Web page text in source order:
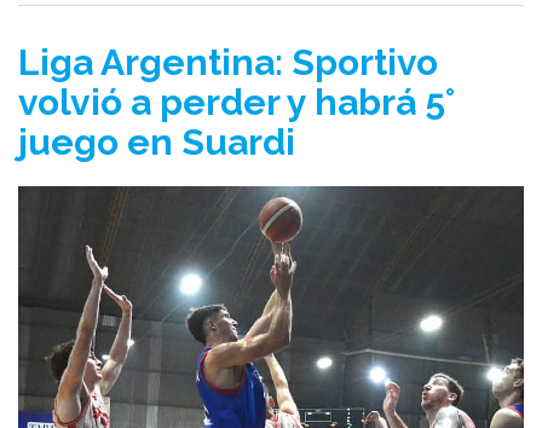
Liga Argentina: Sportivo
volvió a perder y habrá 5°
juego en Suardi